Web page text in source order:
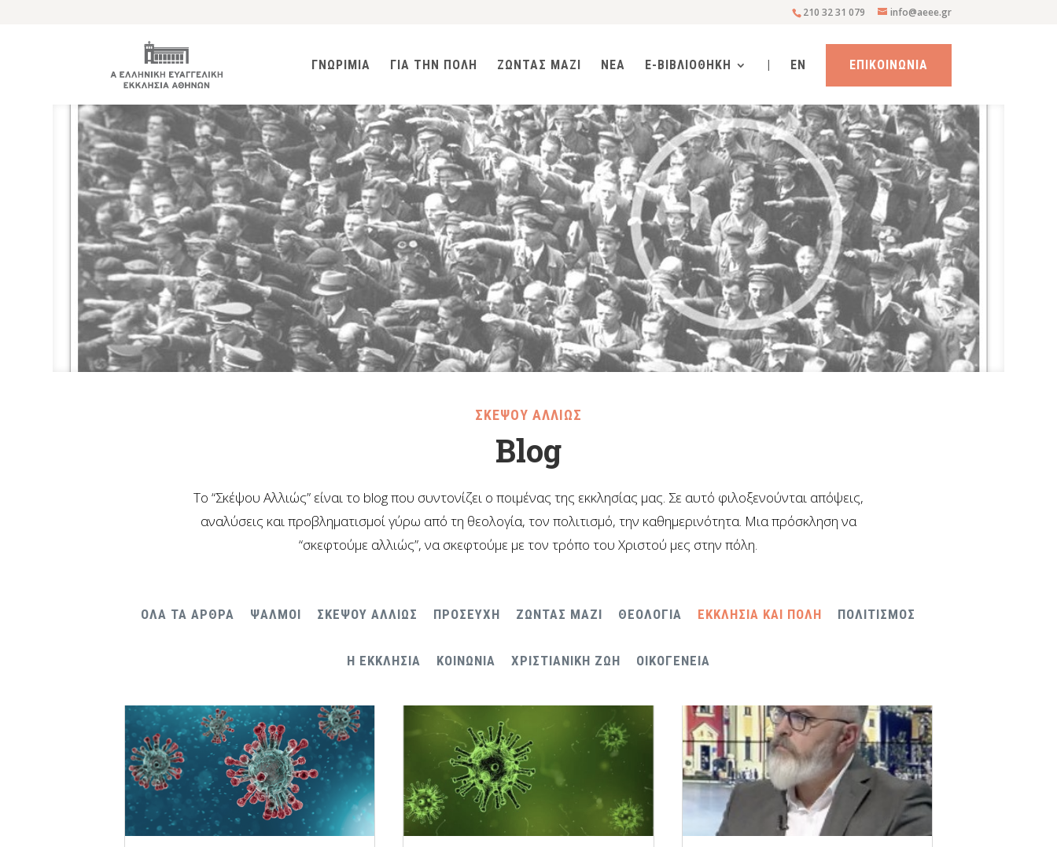
210 32 31 079 info@aeee.gr
ΓΝΩΡΙΜΙΑ ΓΙΑ ΤΗΝ ΠΟΛΗ ΖΩΝΤΑΣ ΜΑΖΙ ΝΕΑ E-ΒΙΒΛΙΟΘΗΚΗ | EN ΕΠΙΚΟΙΝΩΝΙΑ
ΣΚΕΨΟΥ ΑΛΛΙΩΣ
Blog
Το “Σκέψου Αλλιώς” είναι το blog που συντονίζει ο ποιμένας της εκκλησίας μας. Σε αυτό φιλοξενούνται απόψεις,
αναλύσεις και προβληματισμοί γύρω από τη θεολογία, τον πολιτισμό, την καθημερινότητα. Μια πρόσκληση να
“σκεφτούμε αλλιώς”, να σκεφτούμε με τον τρόπο του Χριστού μες στην πόλη.
ΟΛΑ ΤΑ ΑΡΘΡΑ ΨΑΛΜΟΙ ΣΚΕΨΟΥ ΑΛΛΙΩΣ ΠΡΟΣΕΥΧΗ ΖΩΝΤΑΣ ΜΑΖΙ ΘΕΟΛΟΓΙΑ ΕΚΚΛΗΣΙΑ ΚΑΙ ΠΟΛΗ ΠΟΛΙΤΙΣΜΟΣ
Η ΕΚΚΛΗΣΙΑ ΚΟΙΝΩΝΙΑ ΧΡΙΣΤΙΑΝΙΚΗ ΖΩΗ ΟΙΚΟΓΕΝΕΙΑ